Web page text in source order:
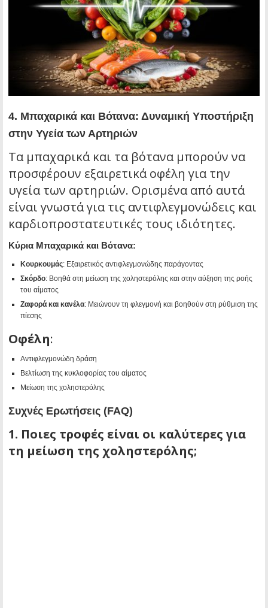
4. Μπαχαρικά και Βότανα: Δυναμική Υποστήριξη
στην Υγεία των Αρτηριών
Τα μπαχαρικά και τα βότανα μπορούν να
προσφέρουν εξαιρετικά οφέλη για την
υγεία των αρτηριών. Ορισμένα από αυτά
είναι γνωστά για τις αντιφλεγμονώδεις και
καρδιοπροστατευτικές τους ιδιότητες.
Κύρια Μπαχαρικά και Βότανα:
Κουρκουμάς: Εξαιρετικός αντιφλεγμονώδης παράγοντας
Σκόρδο: Βοηθά στη μείωση της χοληστερόλης και στην αύξηση της ροής
του αίματος
Ζαφορά και κανέλα: Μειώνουν τη φλεγμονή και βοηθούν στη ρύθμιση της
πίεσης
Οφέλη:
Αντιφλεγμονώδη δράση
Βελτίωση της κυκλοφορίας του αίματος
Μείωση της χοληστερόλης
Συχνές Ερωτήσεις (FAQ)
1. Ποιες τροφές είναι οι καλύτερες για
τη μείωση της χοληστερόλης;